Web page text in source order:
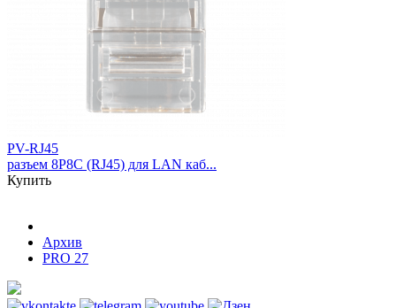
PV-RJ45
разъем 8P8C (RJ45) для LAN каб...
Купить
Архив
PRO 27